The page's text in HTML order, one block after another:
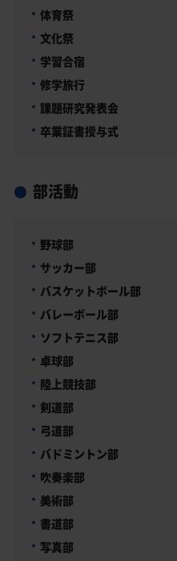
体育祭
文化祭
学習合宿
修学旅行
課題研究発表会
卒業証書授与式
部活動
野球部
サッカー部
バスケットボール部
バレーボール部
ソフトテニス部
卓球部
陸上競技部
剣道部
弓道部
バドミントン部
吹奏楽部
美術部
書道部
写真部